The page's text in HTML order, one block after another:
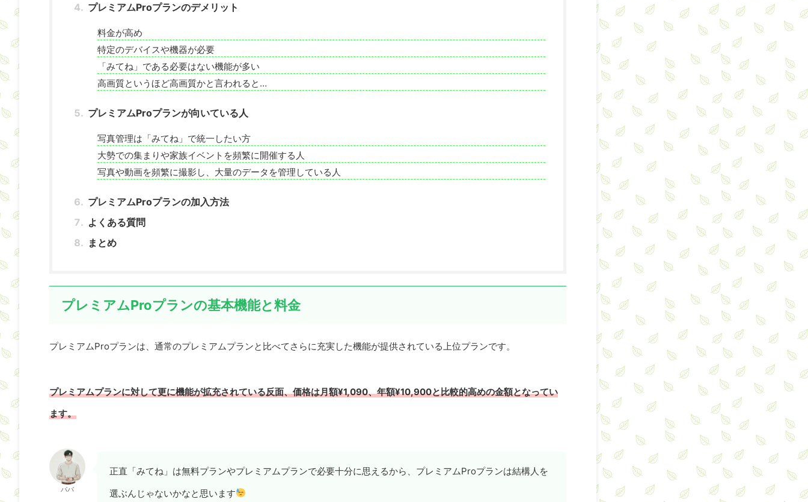
プレミアムProプランのデメリット
料金が高め
特定のデバイスや機器が必要
「みてね」である必要はない機能が多い
高画質というほど高画質かと言われると…
プレミアムProプランが向いている人
写真管理は「みてね」で統一したい方
大勢での集まりや家族イベントを頻繁に開催する人
写真や動画を頻繁に撮影し、大量のデータを管理している人
プレミアムProプランの加入方法
よくある質問
まとめ
プレミアムProプランの基本機能と料金
プレミアムProプランは、通常のプレミアムプランと比べてさらに充実した機能が提供されている上位プランです。
プレミアムプランに対して更に機能が拡充されている反面、価格は月額¥1,090、年額¥10,900と比較的高めの金額となってい
ます。
パパ
正直「みてね」は無料プランやプレミアムプランで必要十分に思えるから、プレミアムProプランは結構人を
選ぶんじゃないかなと思います